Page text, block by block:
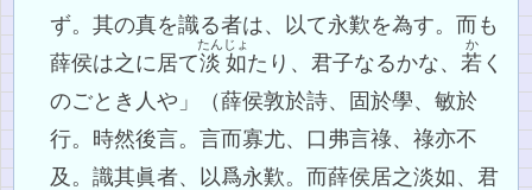
ず。其の真を識る者は、以て永歎を為す。而も
薛侯は之に居て淡如
たんじょ
たり、君子なるかな、 若
か
く
のごとき人や」（薛侯敦於詩、固於學、敏於
行。時然後言。言而寡尤、口弗言祿、祿亦不
及。識其眞者、以爲永歎。而薛侯居之淡如、君